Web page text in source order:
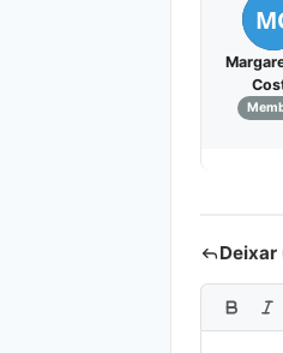
Deixar